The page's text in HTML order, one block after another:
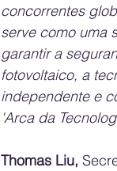
concorrentes
serve como uma
garantir a
fotovoltaico, a
independente e
'Arca da
Thomas Liu,